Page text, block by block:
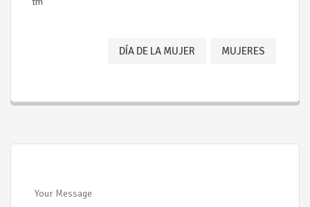
DÍA DE LA MUJER MUJERES
Your Message